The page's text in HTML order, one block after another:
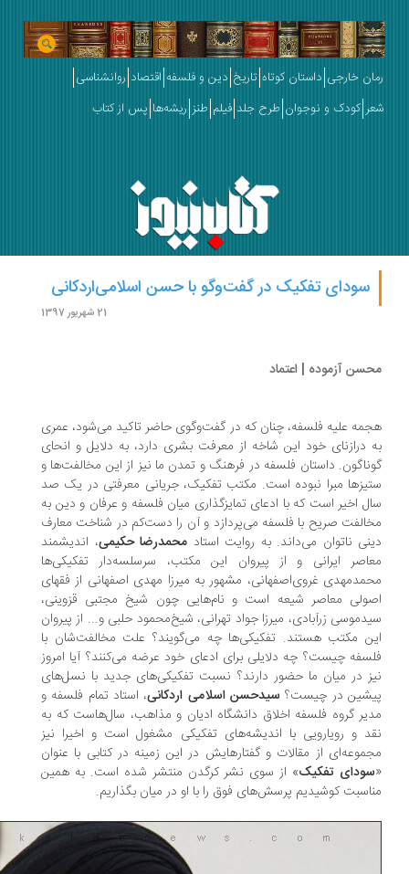
خارجی داستان کوتاه تاریخ دین و فلسفه اقتصاد روانشناسی
کودک و نوجوان طرح جلد فیلم طنز ریشه‌ها پس از کتاب
سودای تفکیک در گفت‌وگو با حسن اسلامی‌اردکانی
آزموده | اعتماد
علیه فلسفه، چنان که در گفت‌وگوی حاضر تاکید می‌شود، عمری
درازنای خود این شاخه از معرفت بشری دارد، به دلایل و انحای
داستان فلسفه در فرهنگ و تمدن ما نیز از این مخالفت‌ها و
مبرا نبوده است. مکتب تفکیک، جریانی معرفتی در یک صد
اخیر است که با ادعای تمایزگذاری میان فلسفه و عرفان و دین به
صریح با فلسفه می‌پردازد و آن را دست‌کم در شناخت معارف
ناتوان می‌داند. به روایت استاد محمدرضا حکیمی، اندیشمند
ایرانی و از پیروان این مکتب، سرسلسه‌دار تفکیکی‌ها
غروی‌اصفهانی، مشهور به میرزا مهدی اصفهانی از فقهای
معاصر شیعه است و نام‌هایی چون شیخ مجتبی قزوینی،
زرآبادی، میرزا جواد تهرانی، شیخ‌محمود حلبی و... از پیروان
مکتب هستند. تفکیکی‌ها چه می‌گویند؟ علت مخالفت‌شان با
چیست؟ چه دلایلی برای ادعای خود عرضه می‌کنند؟ آیا امروز
در میان ما حضور دارند؟ نسبت‌ تفکیکی‌های جدید با نسل‌های
در چیست؟سیدحسن اسلامی اردکانی ، استاد تمام فلسفه و
گروه فلسفه اخلاق دانشگاه ادیان و مذاهب، سال‌هاست که به
و رویارویی با اندیشه‌های تفکیکی مشغول است و اخیرا نیز
از مقالات و گفتارهایش در این زمینه در کتابی با عنوان
تفکیک » از سوی نشر کرگدن منتشر شده است. به همین
کوشیدیم پرسش‌های فوق را با او در میان بگذاریم.